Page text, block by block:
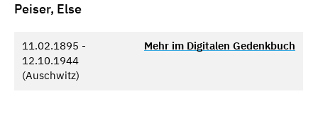
Peiser, Else
11.02.1895 -
12.10.1944
(Auschwitz)
Mehr im Digitalen Gedenkbuch